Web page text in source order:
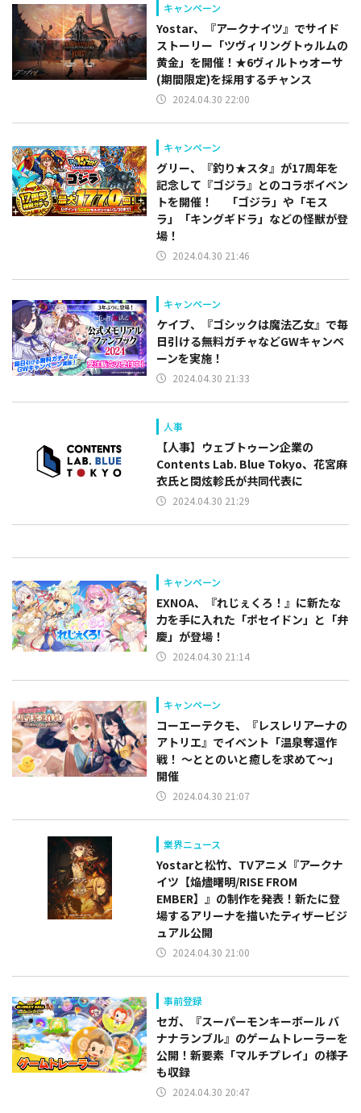
キャンペーン
Yostar、『アークナイツ』でサイド
ストーリー「ツヴィリングトゥルムの
黄金」を開催！★6ヴィルトゥオーサ
(期間限定)を採用するチャンス
2024.04.30 22:00
キャンペーン
グリー、『釣り★スタ』が17周年を
記念して『ゴジラ』とのコラボイベン
トを開催！ 「ゴジラ」や「モス
ラ」「キングギドラ」などの怪獣が登
場！
2024.04.30 21:46
キャンペーン
ケイブ、『ゴシックは魔法乙女』で毎
日引ける無料ガチャなどGWキャンペ
ーンを実施！
2024.04.30 21:33
人事
【人事】ウェブトゥーン企業の
Contents Lab. Blue Tokyo、花宮麻
衣氏と閔炫軫氏が共同代表に
2024.04.30 21:29
キャンペーン
EXNOA、『れじぇくろ！』に新たな
力を手に入れた「ポセイドン」と「弁
慶」が登場！
2024.04.30 21:14
キャンペーン
コーエーテクモ、『レスレリアーナの
アトリエ』でイベント「温泉奪還作
戦！ ～ととのいと癒しを求めて～」
開催
2024.04.30 21:07
業界ニュース
Yostarと松竹、TVアニメ『アークナ
イツ【焔燼曙明/RISE FROM
EMBER】』の制作を発表！新たに登
場するアリーナを描いたティザービジ
ュアル公開
2024.04.30 21:00
事前登録
セガ、『スーパーモンキーボール バ
ナナランブル』のゲームトレーラーを
公開！新要素「マルチプレイ」の様子
も収録
2024.04.30 20:47